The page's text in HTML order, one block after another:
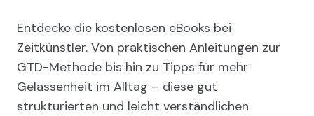
Entdecke die kostenlosen eBooks bei
Zeitkünstler. Von praktischen Anleitungen zur
GTD-Methode bis hin zu Tipps für mehr
Gelassenheit im Alltag – diese gut
strukturierten und leicht verständlichen